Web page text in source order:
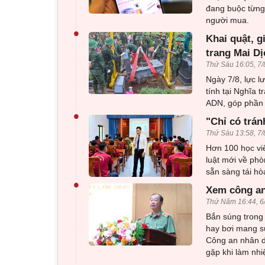
đang buộc
người mua.
•
Khai quật,
trang Mai
Thứ Sáu 16:05,
Ngày 7/8, lực
tính tại Nghĩa
ADN, góp
• "Chỉ có
Thứ Sáu 13:58,
Hơn 100 học
luật mới về
sẵn sàng tái
• Xem công
Thứ Năm 16:44,
Bắn súng
hay bơi mang
Công an nhân
gặp khi làm